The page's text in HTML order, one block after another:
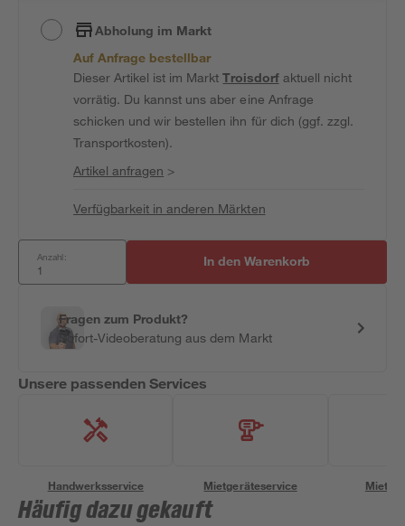
Abholung im Markt
Auf Anfrage bestellbar
Dieser Artikel ist im MarktTroisdorfaktuell nicht
vorrätig. Du kannst uns aber eine Anfrage
schicken und wir bestellen ihn für dich (ggf. zzgl.
Transportkosten).
Artikel anfragen >
Verfügbarkeit in anderen Märkten
Anzahl: In den Warenkorb
Fragen zum Produkt?
Sofort-Videoberatung aus dem Markt
Unsere passenden Services
Handwerksservice Mietgeräteservice
Häufig dazu gekauft